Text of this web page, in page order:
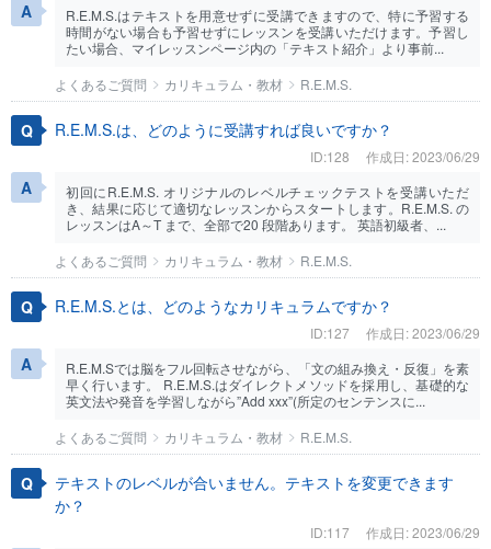
R.E.M.S.はテキストを用意せずに受講できますので、特に予習する
時間がない場合も予習せずにレッスンを受講いただけます。予習し
たい場合、マイレッスンページ内の「テキスト紹介」より事前...
よくあるご質問
カリキュラム・教材 R.E.M.S.
R.E.M.S.は、どのように受講すれば良いですか？
ID:128
作成日: 2023/06/29
初回にR.E.M.S. オリジナルのレベルチェックテストを受講いただ
き、結果に応じて適切なレッスンからスタートします。R.E.M.S. の
レッスンはA～T まで、全部で20 段階あります。 英語初級者、...
よくあるご質問
カリキュラム・教材 R.E.M.S.
R.E.M.S.とは、どのようなカリキュラムですか？
ID:127
作成日: 2023/06/29
R.E.M.Sでは脳をフル回転させながら、「文の組み換え・反復」を素
早く行います。 R.E.M.S.はダイレクトメソッドを採用し、基礎的な
英文法や発音を学習しながら”Add xxx”(所定のセンテンスに...
よくあるご質問
カリキュラム・教材 R.E.M.S.
テキストのレベルが合いません。テキストを変更できます
か？
ID:117
作成日: 2023/06/29